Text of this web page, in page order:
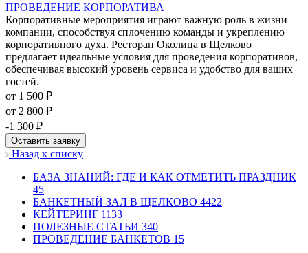
ПРОВЕДЕНИЕ КОРПОРАТИВА
Корпоративные мероприятия играют важную роль в жизни
компании, способствуя сплочению команды и укреплению
корпоративного духа. Ресторан Околица в Щелково
предлагает идеальные условия для проведения корпоративов,
обеспечивая высокий уровень сервиса и удобство для ваших
гостей.
от 1 500 ₽
от 2 800 ₽
-1 300 ₽
Оставить заявку
Назад к списку
БАЗА ЗНАНИЙ: ГДЕ И КАК ОТМЕТИТЬ ПРАЗДНИК
45
БАНКЕТНЫЙ ЗАЛ В ЩЕЛКОВО 4422
КЕЙТЕРИНГ 1133
ПОЛЕЗНЫЕ СТАТЬИ 340
ПРОВЕДЕНИЕ БАНКЕТОВ 15